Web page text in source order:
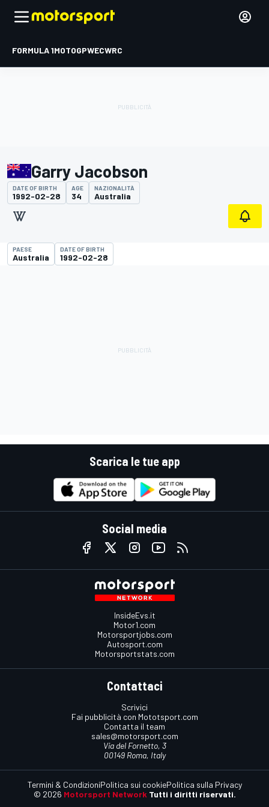
FORMULA 1MOTOGPWECWRC
Garry Jacobson
DATE OF BIRTH
1992-02-28
AGE
34
NAZIONALITÀ
Australia
PAESE
Australia
DATE OF BIRTH
1992-02-28
Scarica le tue app
Social media
InsideEvs.it
Motor1.com
Motorsportjobs.com
Autosport.com
Motorsportstats.com
Contattaci
Scrivici
Fai pubblicità con Mototsport.com
Contatta il team
sales@motorsport.com
Via del Fornetto, 3
00149 Roma, Italy
© 2026 Motorsport Network Tutti i diritti riservati.
Termini & CondizioniPolitica sui cookiePolitica sulla Privacy